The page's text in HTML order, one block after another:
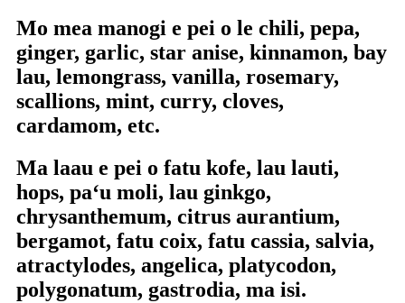
Mo mea manogi e pei o le chili, pepa,
ginger, garlic, star anise, kinnamon, bay
lau, lemongrass, vanilla, rosemary,
scallions, mint, curry, cloves,
cardamom, etc.
Ma laau e pei o fatu kofe, lau lauti,
hops, paʻu moli, lau ginkgo,
chrysanthemum, citrus aurantium,
bergamot, fatu coix, fatu cassia, salvia,
atractylodes, angelica, platycodon,
polygonatum, gastrodia, ma isi.